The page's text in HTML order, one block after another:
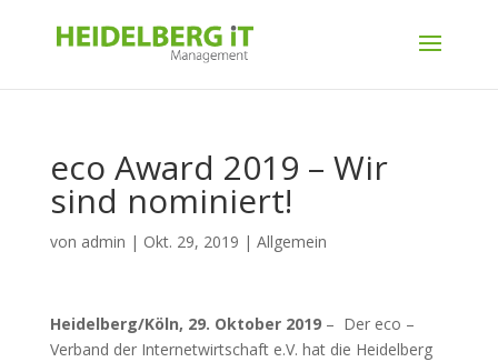
eco Award 2019 – Wir
sind nominiert!
von admin | Okt. 29, 2019 | Allgemein
Heidelberg/Köln, 29. Oktober 2019– Der eco –
Verband der Internetwirtschaft e.V. hat die Heidelberg